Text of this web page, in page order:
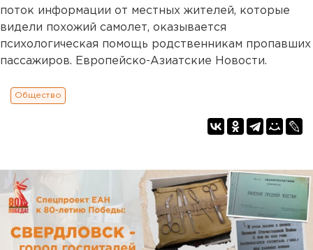
поток информации от местных жителей, которые
видели похожий самолет, оказывается
психологическая помощь родственникам пропавших
пассажиров. Европейско-Азиатские Новости.
Общество